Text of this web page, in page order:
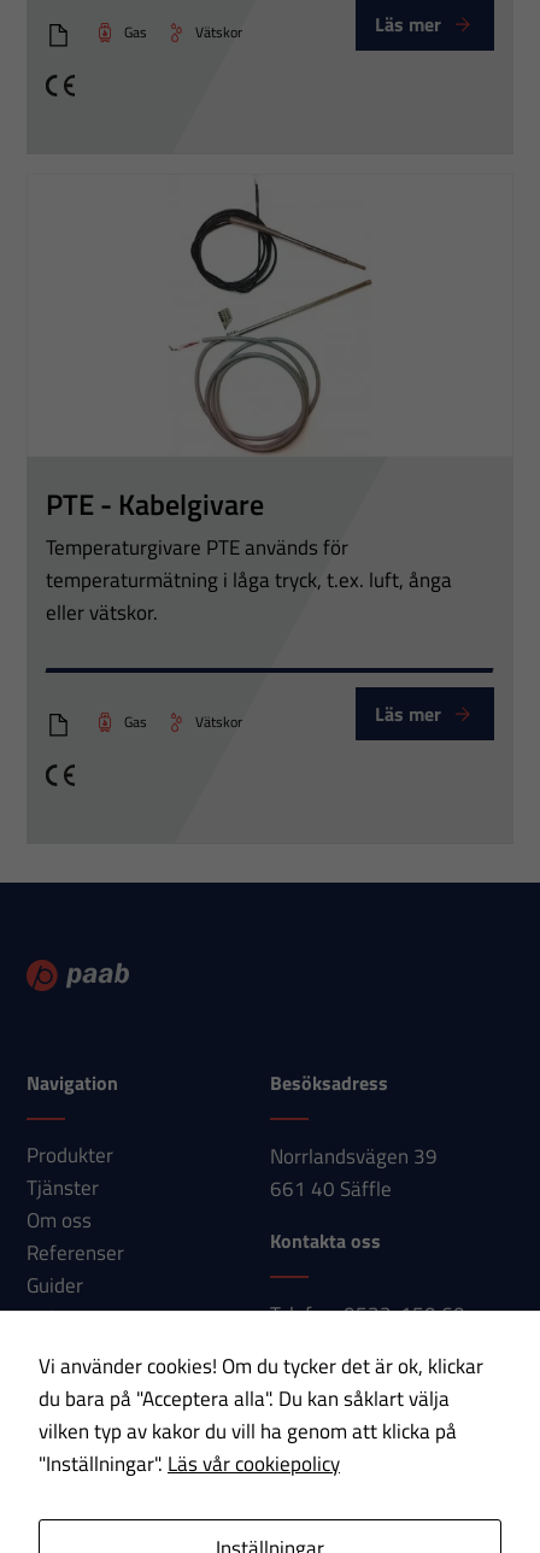
PTT T18xx
Gas Vätskor Läs mer
CE
PTE - Kabelgivare
Temperaturgivare PTE används för
temperaturmätning i låga tryck, t.ex. luft, ånga
eller vätskor.
PTT_kabelgivare_PTE
Gas Vätskor Läs mer
CE
Navigation
Produkter
Tjänster
Om oss
Referenser
Guider
Nyheter
Kontakt
Besöksadress
Norrlandsvägen 39
661 40 Säffle
Kontakta oss
Telefon: 0533-150 60
info@paab.com
Prenumerera på vårt nyhetsbrev!
E-post
Vi använder cookies! Om du tycker det är ok, klickar
du bara på "Acceptera alla". Du kan såklart välja
vilken typ av kakor du vill ha genom att klicka på
"Inställningar". Läs vår cookiepolicy
Om du nekar
Genom att dela
med dig av dina
intressen och ditt
personligt
anpassat innehåll